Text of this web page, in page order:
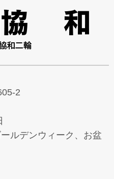
2
ルデンウィーク、お盆